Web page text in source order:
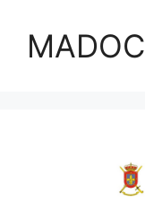
MADOC